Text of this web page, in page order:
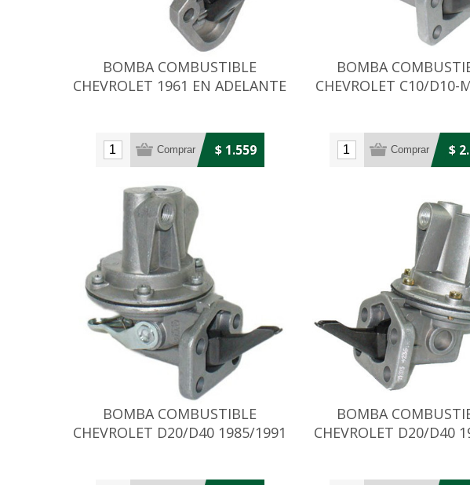
BOMBA COMBUSTIBLE
CHEVROLET 1961 EN ADELANTE
$ 1.559
BOMBA
CHEVROLET C10/D10-
$
BOMBA COMBUSTIBLE
CHEVROLET D20/D40 1985/1991
BOMBA
CHEVROLET D20/D40